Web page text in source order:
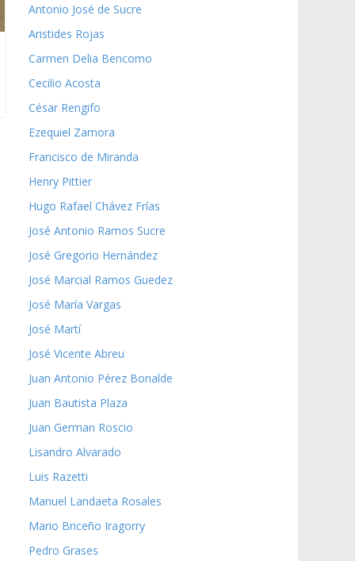
Antonio José de Sucre
Aristides Rojas
Carmen Delia Bencomo
Cecilio Acosta
César Rengifo
Ezequiel Zamora
Francisco de Miranda
Henry Pittier
Hugo Rafael Chávez Frías
José Antonio Ramos Sucre
José Gregorio Hernández
José Marcial Ramos Guedez
José María Vargas
José Martí
José Vicente Abreu
Juan Antonio Pérez Bonalde
Juan Bautista Plaza
Juan German Roscio
Lisandro Alvarado
Luis Razetti
Manuel Landaeta Rosales
Mario Briceño Iragorry
Pedro Grases